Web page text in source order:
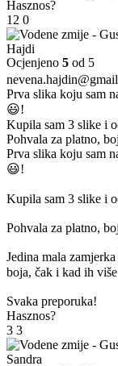
Hasznos?
12 0
Hajdi
Ocjenjeno 5 od 5
Prva slika koju sam
😃!
Kupila sam 3 slike i
Pohvala za platno,
Prva slika koju sam
😃!
Kupila sam 3 slike i
Pohvala za platno,
Jedina mala
boja, čak i kad ih
Svaka preporuka!
Hasznos?
3 3
Sandra